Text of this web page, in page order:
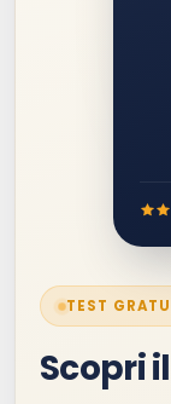
TEST
Scopri